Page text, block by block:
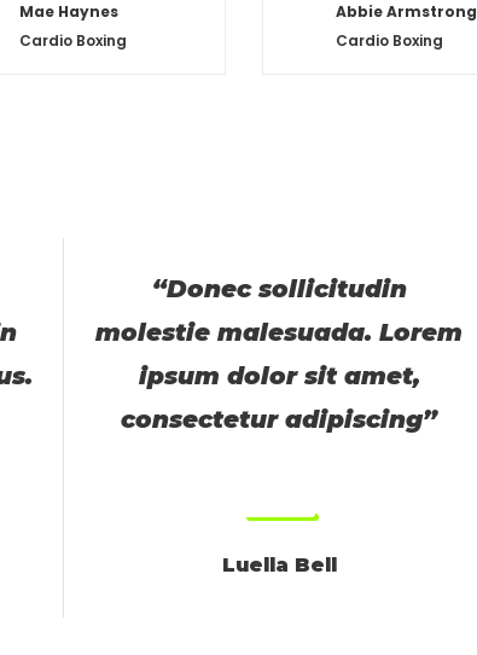
Mae Haynes
Cardio Boxing
Abbie Armstrong
Cardio Boxing
“Donec sollicitudin
molestie malesuada. Lorem
ipsum dolor sit amet,
consectetur adipiscing”
Luella Bell